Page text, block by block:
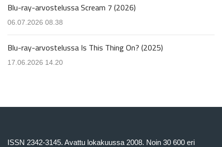
Blu-ray-arvostelussa Scream 7 (2026)
06.07.2026 08.38
Blu-ray-arvostelussa Is This Thing On? (2025)
17.06.2026 14.20
ISSN 2342-3145. Avattu lokakuussa 2008. Noin 30 600 eri